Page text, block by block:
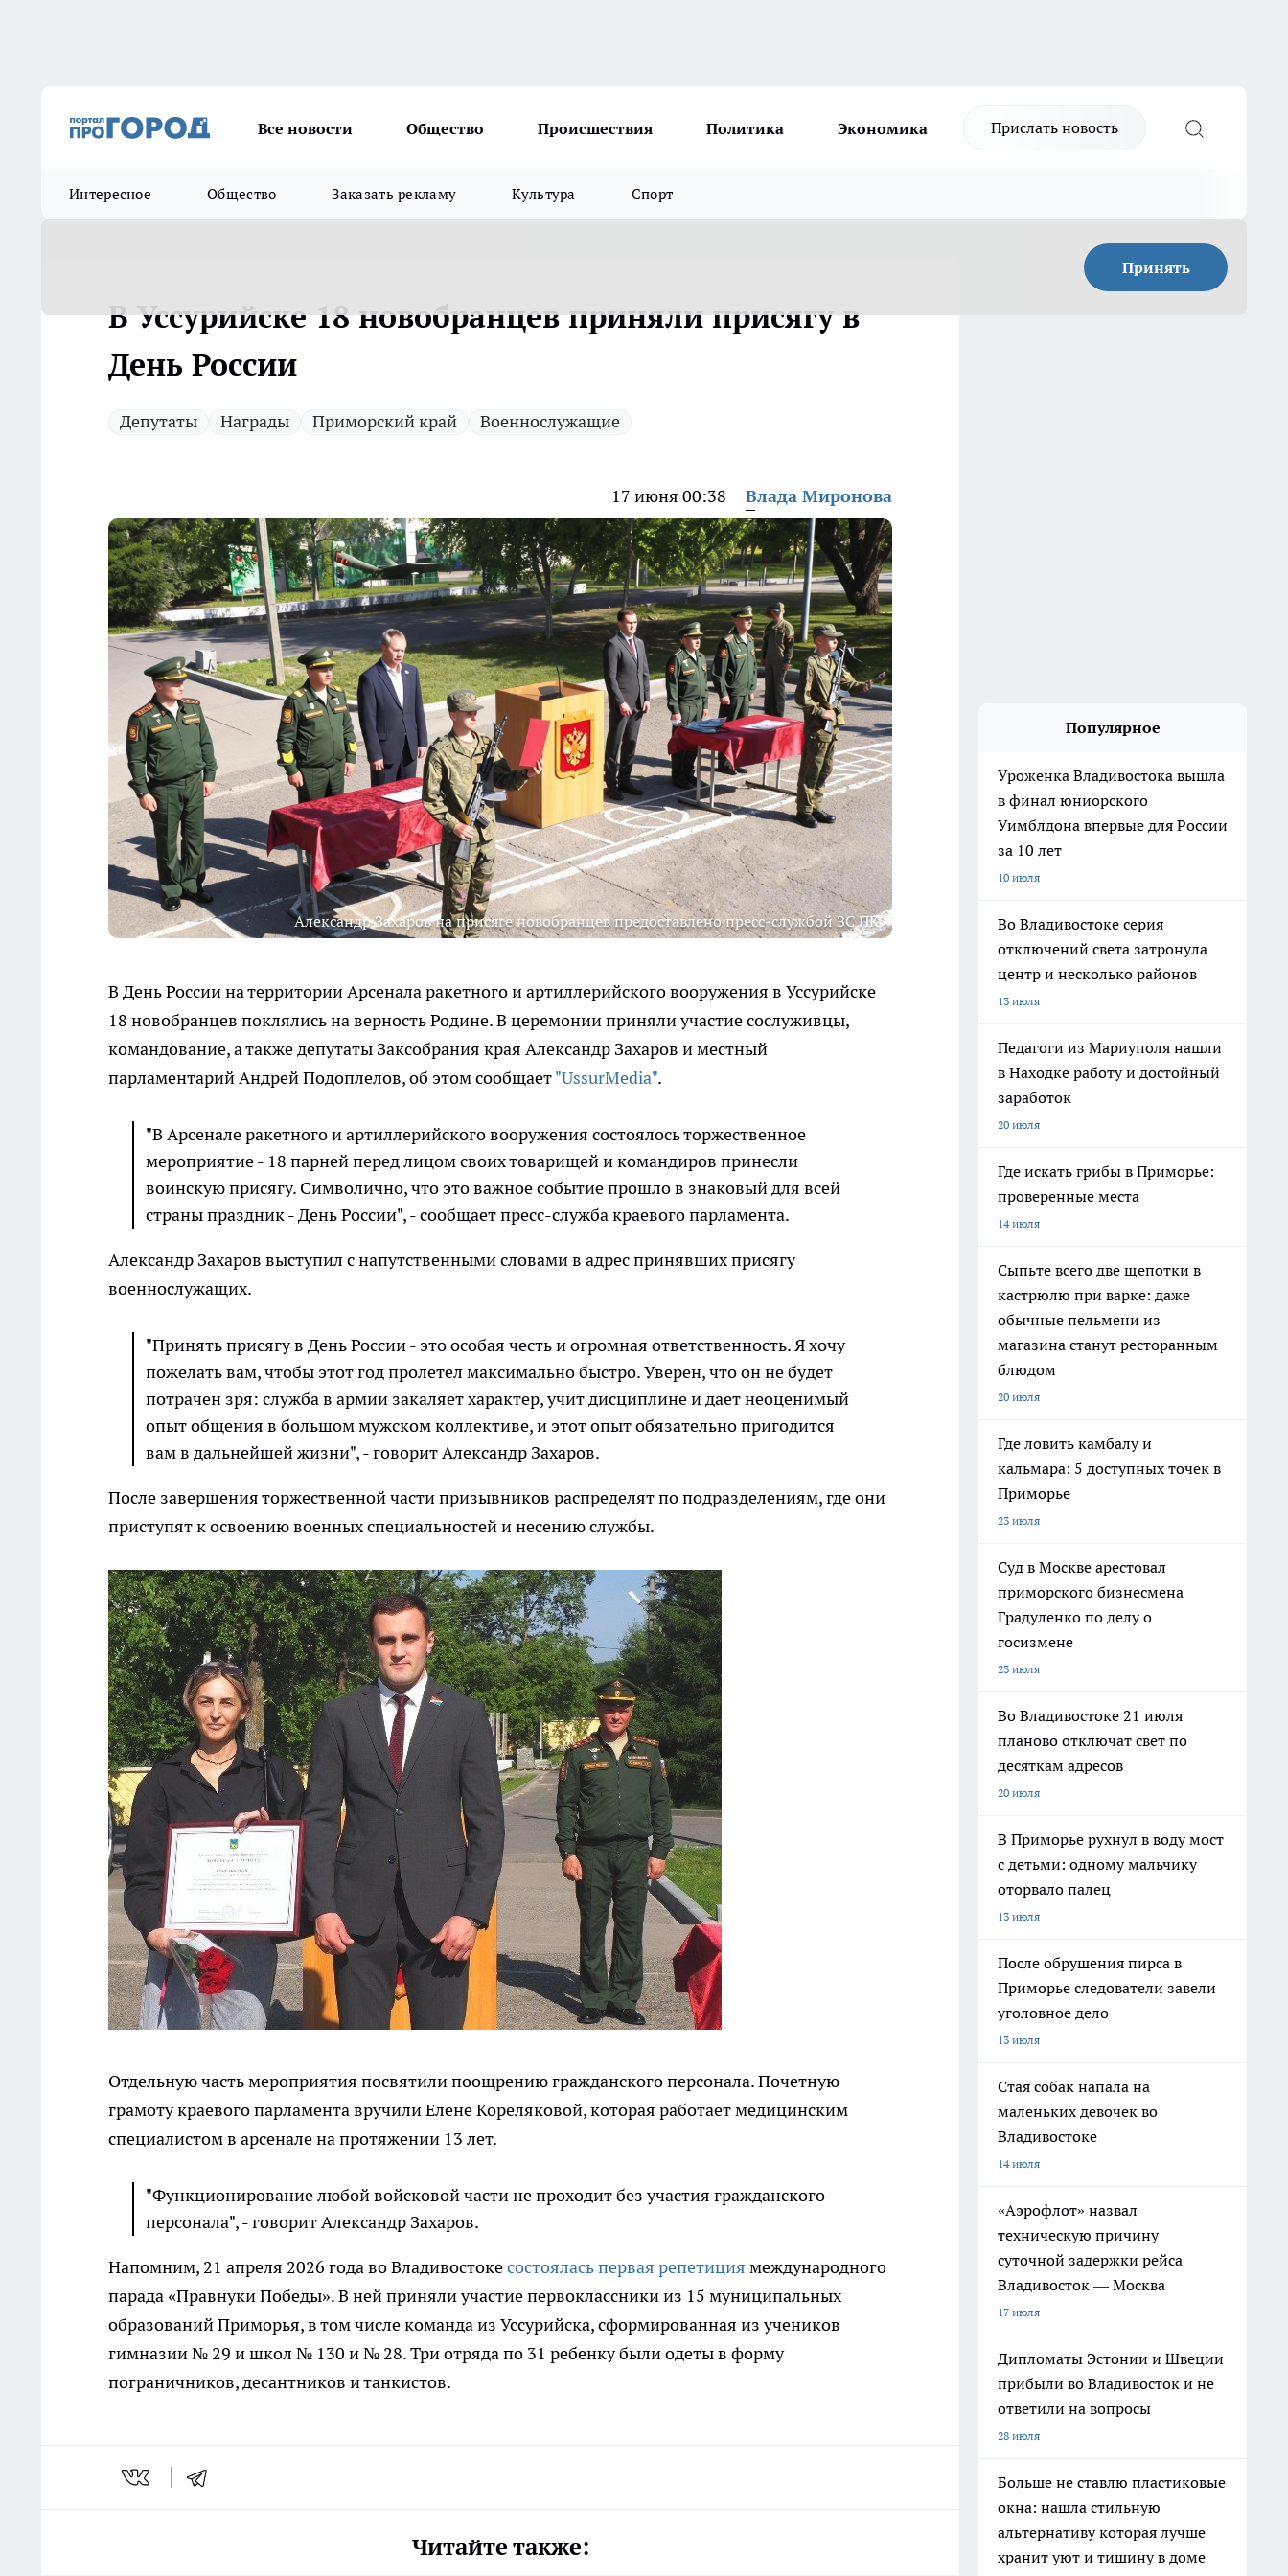
Все новости Общество Происшествия Политика Экономика Прислать новость
Интересное Общество Заказать рекламу Культура Спорт
Принять
В Уссурийске 18 новобранцев приняли присягу в
День России
Депутаты Награды Приморский край Военнослужащие
17 июня 00:38 Влада Миронова
Александр Захаров на присяге новобранцев предоставлено пресс-службой ЗС ПК
В День России на территории Арсенала ракетного и артиллерийского вооружения в Уссурийске
18 новобранцев поклялись на верность Родине. В церемонии приняли участие сослуживцы,
командование, а также депутаты Заксобрания края Александр Захаров и местный
парламентарий Андрей Подоплелов, об этом сообщает"UssurMedia".
"В Арсенале ракетного и артиллерийского вооружения состоялось торжественное
мероприятие - 18 парней перед лицом своих товарищей и командиров принесли
воинскую присягу. Символично, что это важное событие прошло в знаковый для всей
страны праздник - День России", - сообщает пресс-служба краевого парламента.
Александр Захаров выступил с напутственными словами в адрес принявших присягу
военнослужащих.
"Принять присягу в День России - это особая честь и огромная ответственность. Я хочу
пожелать вам, чтобы этот год пролетел максимально быстро. Уверен, что он не будет
потрачен зря: служба в армии закаляет характер, учит дисциплине и дает неоценимый
опыт общения в большом мужском коллективе, и этот опыт обязательно пригодится
вам в дальнейшей жизни", - говорит Александр Захаров.
После завершения торжественной части призывников распределят по подразделениям, где они
приступят к освоению военных специальностей и несению службы.
Отдельную часть мероприятия посвятили поощрению гражданского персонала. Почетную
грамоту краевого парламента вручили Елене Кореляковой, которая работает медицинским
специалистом в арсенале на протяжении 13 лет.
"Функционирование любой войсковой части не проходит без участия гражданского
персонала", - говорит Александр Захаров.
Напомним, 21 апреля 2026 года во Владивостокесостоялась первая репетиция международного
парада «Правнуки Победы». В ней приняли участие первоклассники из 15 муниципальных
образований Приморья, в том числе команда из Уссурийска, сформированная из учеников
гимназии № 29 и школ № 130 и № 28. Три отряда по 31 ребенку были одеты в форму
пограничников, десантников и танкистов.
Читайте также:
Популярное
Уроженка Владивостока вышла
в финал юниорского
Уимблдона впервые для России
за 10 лет
10 июля
Во Владивостоке серия
отключений света затронула
центр и несколько районов
13 июля
Педагоги из Мариуполя нашли
в Находке работу и достойный
заработок
20 июля
Где искать грибы в Приморье:
проверенные места
14 июля
Сыпьте всего две щепотки в
кастрюлю при варке: даже
обычные пельмени из
магазина станут ресторанным
блюдом
20 июля
Где ловить камбалу и
кальмара: 5 доступных точек в
Приморье
23 июля
Суд в Москве арестовал
приморского бизнесмена
Градуленко по делу о
госизмене
23 июля
Во Владивостоке 21 июля
планово отключат свет по
десяткам адресов
20 июля
В Приморье рухнул в воду мост
с детьми: одному мальчику
оторвало палец
13 июля
После обрушения пирса в
Приморье следователи завели
уголовное дело
13 июля
Стая собак напала на
маленьких девочек во
Владивостоке
14 июля
«Аэрофлот» назвал
техническую причину
суточной задержки рейса
Владивосток — Москва
17 июля
Дипломаты Эстонии и Швеции
прибыли во Владивосток и не
ответили на вопросы
28 июля
Больше не ставлю пластиковые
окна: нашла стильную
альтернативу которая лучше
хранит уют и тишину в доме